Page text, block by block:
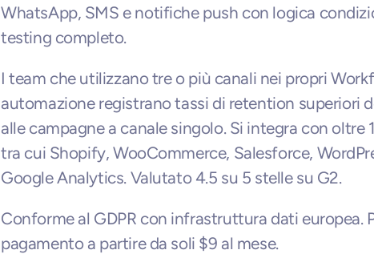
WhatsApp, SMS e notifiche push con logica
testing completo.
I team che utilizzano tre o più canali nei propri
automazione registrano tassi di retention superiori
alle campagne a canale singolo. Si integra con oltre
tra cui Shopify, WooCommerce, Salesforce,
Google Analytics. Valutato 4.5 su 5 stelle su G2.
Conforme al GDPR con infrastruttura dati europea.
pagamento a partire da soli $9 al mese.